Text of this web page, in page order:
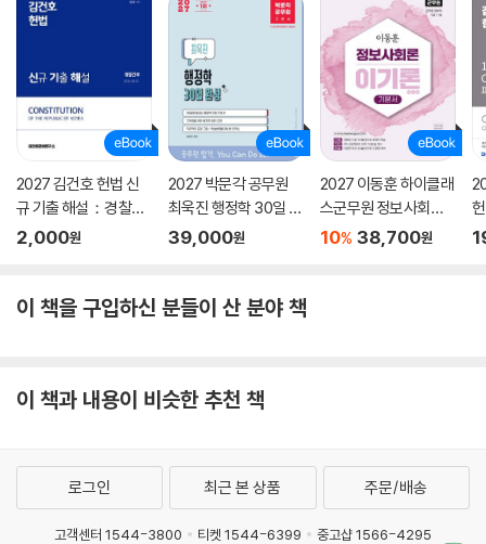
2027 김건호 헌법 신
규 기출 해설：경찰간
부
2,000원
2027 박문각 공무원
최욱진 행정학 30일 완
성 기본서
39,000원
2027 이동훈 하이클래
스군무원 정보사회론
이기론 기본서
10% 38,700원
이 책을 구입하신 분들이 산 분야 책
이 책과 내용이 비슷한 추천 책
로그인 최근 본 상품 주문/배송
고객센터 1544-3800 티켓 1544-6399 중고샵 1566-4295